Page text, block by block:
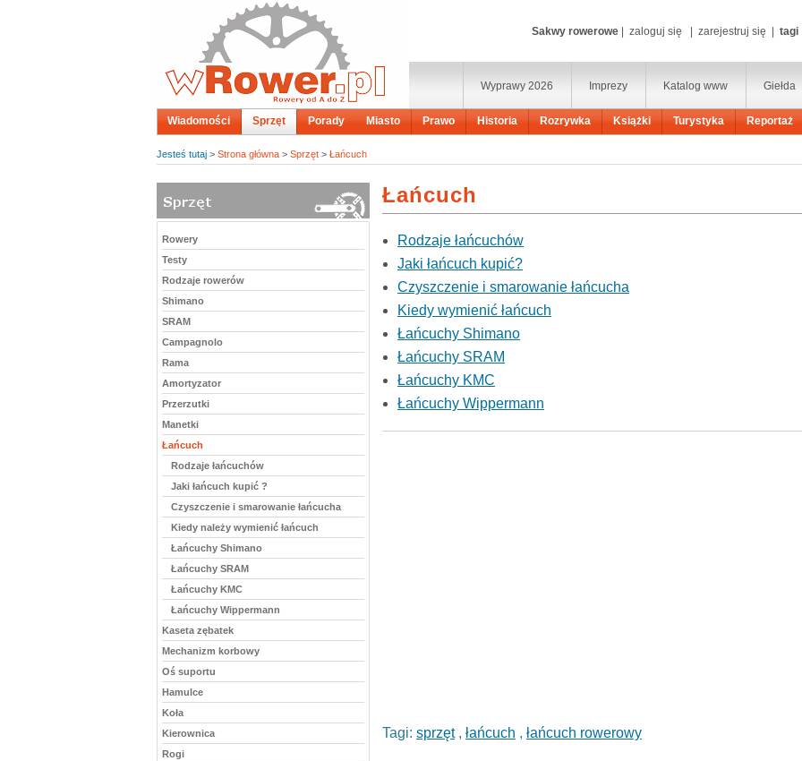
Sakwy rowerowe zaloguj się zarejestruj się tagi
Giełda
Katalog www
Imprezy
Wyprawy 2026
Wiadomości Sprzęt Porady Miasto Prawo Historia Rozrywka Książki Turystyka Reportaż
Jesteś tutaj > Strona główna > Sprzęt > Łańcuch
Rowery
Testy
Rodzaje rowerów
Shimano
SRAM
Campagnolo
Rama
Amortyzator
Przerzutki
Manetki
Łańcuch
Rodzaje łańcuchów
Jaki łańcuch kupić ?
Czyszczenie i smarowanie łańcucha
Kiedy należy wymienić łańcuch
Łańcuchy Shimano
Łańcuchy SRAM
Łańcuchy KMC
Łańcuchy Wippermann
Kaseta zębatek
Mechanizm korbowy
Oś suportu
Hamulce
Koła
Kierownica
Rogi
Łańcuch
Rodzaje łańcuchów
Jaki łańcuch kupić?
Czyszczenie i smarowanie łańcucha
Kiedy wymienić łańcuch
Łańcuchy Shimano
Łańcuchy SRAM
Łańcuchy KMC
Łańcuchy Wippermann
Tagi: sprzęt, łańcuch , łańcuch rowerowy